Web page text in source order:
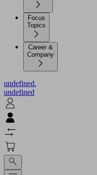
Focus
Topics
Career &
Company
undefined.
undefined